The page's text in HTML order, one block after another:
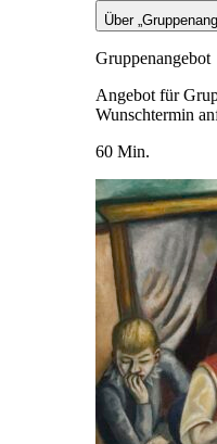
Über
Gruppenangebot
Angebot für
Wunschtermin
60 Min.